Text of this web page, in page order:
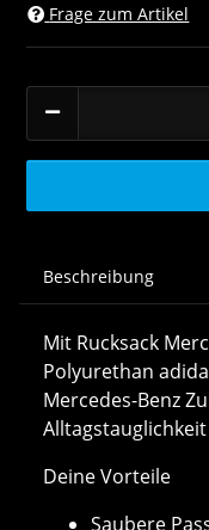
Frage zum Artikel
Beschreibung
Mit Rucksack
Polyurethan
Mercedes-Benz
Deine Vorteile
Saubere